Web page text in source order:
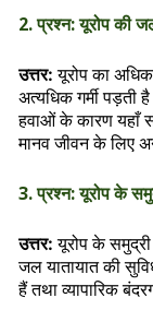
2. प्रश्न: यूरोप की
उत्तर:यूरोप का
अत्यधिक गर्मी
हवाओं के कारण यहाँ
मानव जीवन के लिए
3. प्रश्न: यूरोप के
उत्तर:यूरोप के
जल यातायात की
हैं तथा व्यापारिक